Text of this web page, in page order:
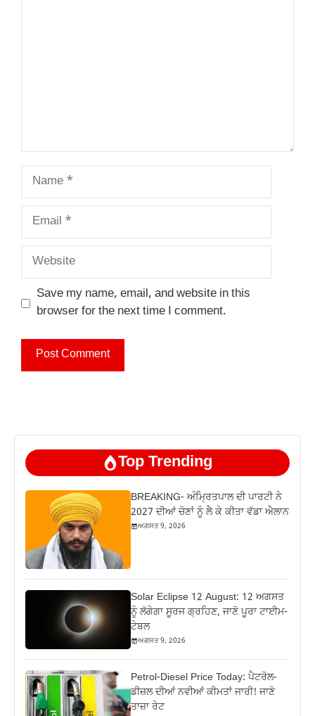
Name
Email
Website
Save my name, email, and website in this
browser for the next time I comment.
Top Trending
BREAKING- ਅੰਮ੍ਰਿਤਪਾਲ ਦੀ ਪਾਰਟੀ ਨੇ
2027 ਦੀਆਂ ਚੋਣਾਂ ਨੂੰ ਲੈ ਕੇ ਕੀਤਾ ਵੱਡਾ ਐਲਾਨ
ਅਗਸਤ 9, 2026
Solar Eclipse 12 August: 12 ਅਗਸਤ
ਨੂੰ ਲੱਗੇਗਾ ਸੂਰਜ ਗ੍ਰਹਿਣ, ਜਾਣੋ ਪੂਰਾ ਟਾਈਮ-
ਟੇਬਲ
ਅਗਸਤ 9, 2026
Petrol-Diesel Price Today: ਪੈਟਰੋਲ-
ਡੀਜ਼ਲ ਦੀਆਂ ਨਵੀਆਂ ਕੀਮਤਾਂ ਜਾਰੀ! ਜਾਣੋ
ਤਾਜ਼ਾ ਰੇਟ